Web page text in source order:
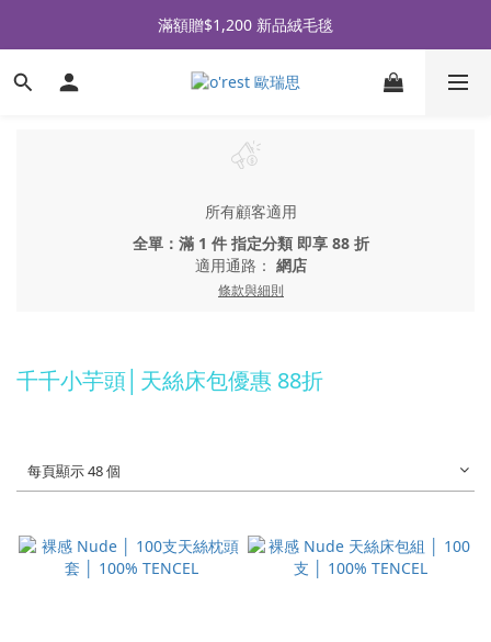
全品牌滿 $990免運｜會員買即贈〈 購物金 〉
滿額贈$1,200 新品絨毛毯
全品牌滿 $990免運｜會員買即贈〈 購物金 〉
所有顧客適用
全單：滿 1 件 指定分類 即享 88 折
適用通路： 網店
條款與細則
千千小芋頭│天絲床包優惠 88折
每頁顯示 48 個